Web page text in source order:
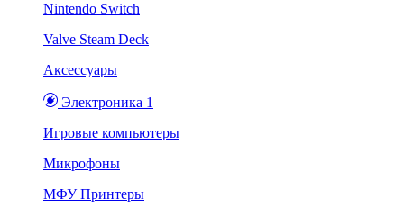
Nintendo Switch
Valve Steam Deck
Аксессуары
Электроника 1
Игровые компьютеры
Микрофоны
МФУ Принтеры